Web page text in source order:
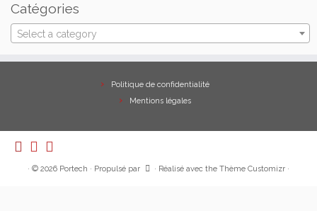
Catégories
Select a category
Politique de confidentialité
Mentions légales
· © 2026 Portech · Propulsé par · Réalisé avec the Thème Customizr ·